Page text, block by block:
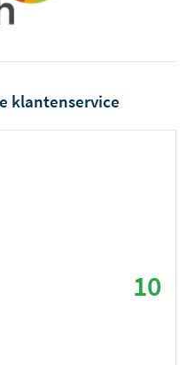
klantenservice
10